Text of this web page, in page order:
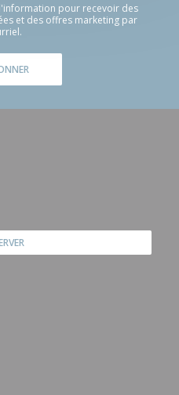
pour recevoir des
et des offres marketing par
une nouvelle fenêtre))
fenêtre))
nouvelle fenêtre))